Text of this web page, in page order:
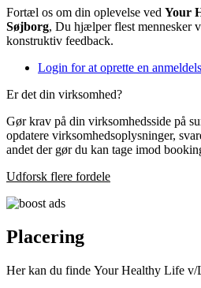
Fortæl os om din oplevelse ved Your
Søjborg, Du hjælper flest mennesker
konstruktiv feedback.
Login for at oprette en
Er det din virksomhed?
Gør krav på din virksomhedsside på
opdatere virksomhedsoplysninger,
andet der gør du kan tage imod
Udforsk flere fordele
Placering
Her kan du finde Your Healthy Life v/